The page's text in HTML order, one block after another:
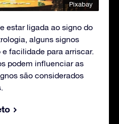
Pixabay
estar ligada ao signo do
alguns signos
facilidade para arriscar.
podem influenciar as
são considerados